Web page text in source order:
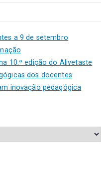
a 9 de setembro
10.ª edição do Alivetaste
dos docentes
inovação pedagógica